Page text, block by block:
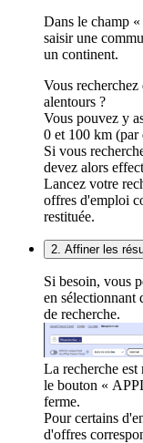
Dans le champ
saisir une
un continent.
Vous recherchez
alentours ?
Vous pouvez y
0 et 100 km (par
Si vous
devez alors
Lancez votre
offres d'emploi
restituée.
2. Affiner les
Si besoin, vous
en sélectionnant
de recherche.
La recherche
le bouton «
ferme.
Pour certains
d'offres